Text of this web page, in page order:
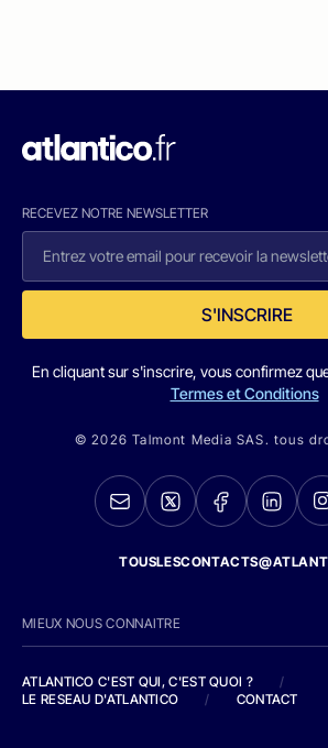
RECEVEZ NOTRE NEWSLETTER
S'INSCRIRE
En cliquant sur s'inscrire, vous confirmez
Termes et Conditions
© 2026 Talmont Media SAS. tous
MIEUX NOUS CONNAITRE
ATLANTICO C'EST QUI, C'EST QUOI ?
/
LE RESEAU D'ATLANTICO
/ CONTACT